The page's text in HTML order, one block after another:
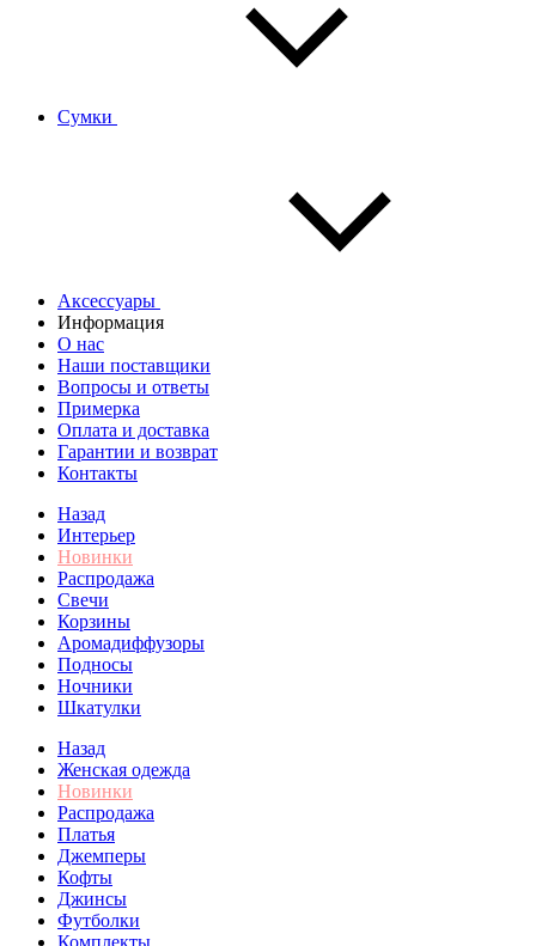
Сумки
Аксессуары
Информация
О нас
Наши поставщики
Вопросы и ответы
Примерка
Оплата и доставка
Гарантии и возврат
Контакты
Назад
Интерьер
Новинки
Распродажа
Свечи
Корзины
Аромадиффузоры
Подносы
Ночники
Шкатулки
Назад
Женская одежда
Новинки
Распродажа
Платья
Джемперы
Кофты
Джинсы
Футболки
Комплекты